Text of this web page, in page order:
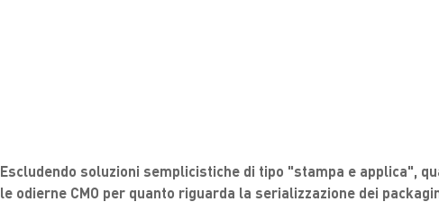
Escludendo soluzioni semplicistiche di tipo "stampa e applica",
le odierne CMO per quanto riguarda la serializzazione dei